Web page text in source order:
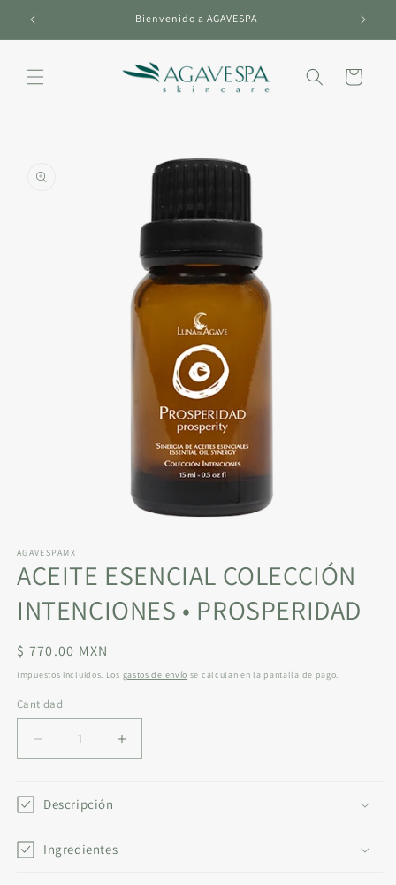
directamente
Bienvenido a AGAVESPA
Carrito
información
multimedia
1
en
ventana
modal
AGAVESPAMX
ACEITE ESENCIAL COLECCIÓN
INTENCIONES • PROSPERIDAD
Precio
habitual
$ 770.00 MXN
Impuestos incluidos. Los gastos de envío se calculan en la pantalla de pago.
Cantidad
Reducir
cantidad
ACEITE
INTENCIONES
Aumentar
cantidad
Descripción
Ingredientes